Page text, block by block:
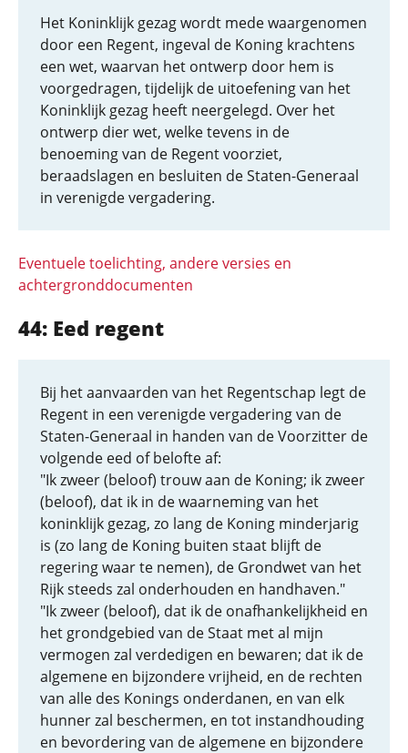
Het Koninklijk gezag wordt mede waargenomen
door een Regent, ingeval de Koning krachtens
een wet, waarvan het ontwerp door hem is
voorgedragen, tijdelijk de uitoefening van het
Koninklijk gezag heeft neergelegd. Over het
ontwerp dier wet, welke tevens in de
benoeming van de Regent voorziet,
beraadslagen en besluiten de Staten-Generaal
in verenigde vergadering.
Eventuele toelichting, andere versies en
achtergronddocumenten
44: Eed regent
Bij het aanvaarden van het Regentschap legt de
Regent in een verenigde vergadering van de
Staten-Generaal in handen van de Voorzitter de
volgende eed of belofte af:
"Ik zweer (beloof) trouw aan de Koning; ik zweer
(beloof), dat ik in de waarneming van het
koninklijk gezag, zo lang de Koning minderjarig
is (zo lang de Koning buiten staat blijft de
regering waar te nemen), de Grondwet van het
Rijk steeds zal onderhouden en handhaven."
"Ik zweer (beloof), dat ik de onafhankelijkheid en
het grondgebied van de Staat met al mijn
vermogen zal verdedigen en bewaren; dat ik de
algemene en bijzondere vrijheid, en de rechten
van alle des Konings onderdanen, en van elk
hunner zal beschermen, en tot instandhouding
en bevordering van de algemene en bijzondere